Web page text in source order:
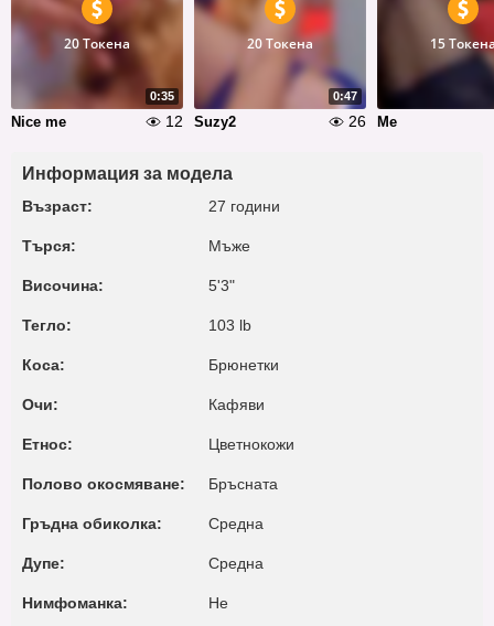
0:35
20 Токена
Nice me 12
0:47
20 Токена
Suzy2 26
15
Me
Информация за модела
Възраст: 27 години
Търся: Мъже
Височина: 5'3"
Тегло: 103 lb
Коса: Брюнетки
Очи: Кафяви
Етнос: Цветнокожи
Полово окосмяване: Бръсната
Гръдна обиколка: Среднa
Дупе: Среднa
Нимфоманка: Не